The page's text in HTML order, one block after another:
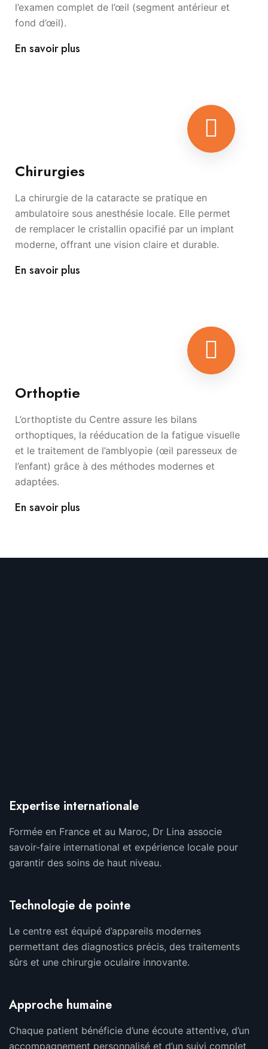
l’examen complet de l’œil (segment antérieur et
fond d’œil).
En savoir plus
Chirurgies
La chirurgie de la cataracte se pratique en
ambulatoire sous anesthésie locale. Elle permet
de remplacer le cristallin opacifié par un implant
moderne, offrant une vision claire et durable.
En savoir plus
Orthoptie
L’orthoptiste du Centre assure les bilans
orthoptiques, la rééducation de la fatigue visuelle
et le traitement de l’amblyopie (œil paresseux de
l’enfant) grâce à des méthodes modernes et
adaptées.
En savoir plus
Expertise internationale
Formée en France et au Maroc, Dr Lina associe
savoir-faire international et expérience locale pour
garantir des soins de haut niveau.
Technologie de pointe
Le centre est équipé d’appareils modernes
permettant des diagnostics précis, des traitements
sûrs et une chirurgie oculaire innovante.
Approche humaine
Chaque patient bénéficie d’une écoute attentive, d’un
accompagnement personnalisé et d’un suivi complet